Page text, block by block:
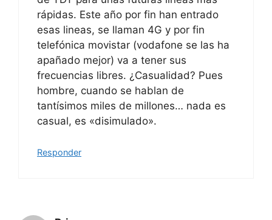
rápidas. Este año por fin han entrado
esas lineas, se llaman 4G y por fin
telefónica movistar (vodafone se las ha
apañado mejor) va a tener sus
frecuencias libres. ¿Casualidad? Pues
hombre, cuando se hablan de
tantísimos miles de millones… nada es
casual, es «disimulado».
Responder